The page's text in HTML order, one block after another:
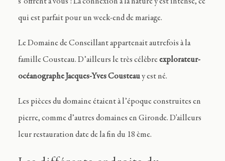
s’offrent à vous ! La connexion à la nature y est intense, ce
qui est parfait pour un week-end de mariage.
Le Domaine de Conseillant appartenait autrefois à la
famille Cousteau. D’ailleurs le très célèbreexplorateur-
océanographe Jacques-Yves Cousteauy est né.
Les pièces du domaine étaient à l’époque construites en
pierre, comme d’autres domaines en Gironde. D'ailleurs
leur restauration date de la fin du 18 ème.